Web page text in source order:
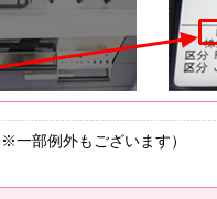
一部例外もございます）